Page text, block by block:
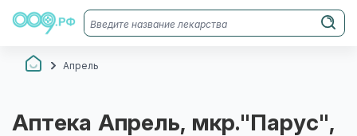
Апрель
Аптека Апрель, мкр."Парус",